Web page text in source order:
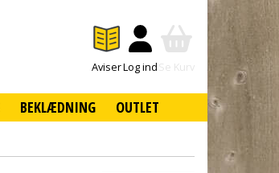
BEKLÆDNING OUTLET
AviserLog indSe Kurv